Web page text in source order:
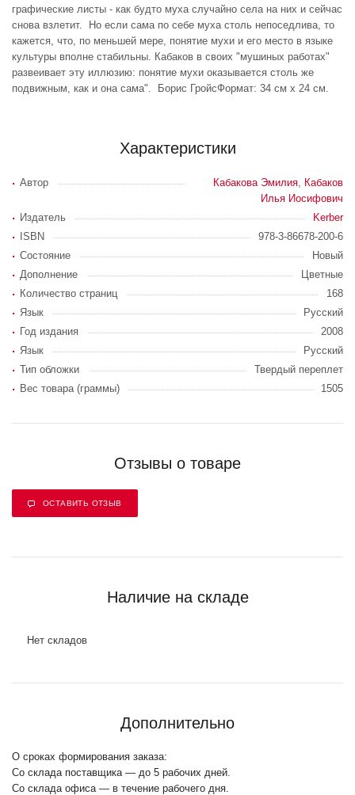
графические листы - как будто муха случайно села на них и сейчас
снова взлетит. Но если сама по себе муха столь непоседлива, то
кажется, что, по меньшей мере, понятие мухи и его место в языке
культуры вполне стабильны. Кабаков в своих "мушиных работах"
развеивает эту иллюзию: понятие мухи оказывается столь же
подвижным, как и она сама". Борис ГройсФормат: 34 см x 24 см.
Характеристики
Автор Кабакова Эмилия, Кабаков
Илья Иосифович
Издатель
Kerber
ISBN
978-3-86678-200-6
Состояние
Новый
Дополнение
Цветные
Количество страниц
168
Язык
Русский
Год издания
2008
Язык
Русский
Тип обложки
Твердый переплет
Вес товара (граммы)
1505
Отзывы о товаре
ОСТАВИТЬ ОТЗЫВ
Наличие на складе
Нет складов
Дополнительно
О сроках формирования заказа:
Со склада поставщика — до 5 рабочих дней.
Со склада офиса — в течение рабочего дня.